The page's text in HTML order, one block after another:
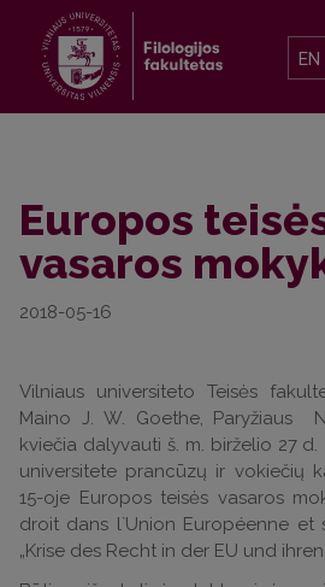
EN
Europos
vasaros
2018-05-16
Vilniaus universiteto Teisės
Maino J. W. Goethe, Paryžiaus
kviečia dalyvauti š. m. birželio 27
universitete prancūzų ir vokiečių
15-oje Europos teisės vasaros
droit dans l`Union Européenne et
„Krise des Recht in der EU und